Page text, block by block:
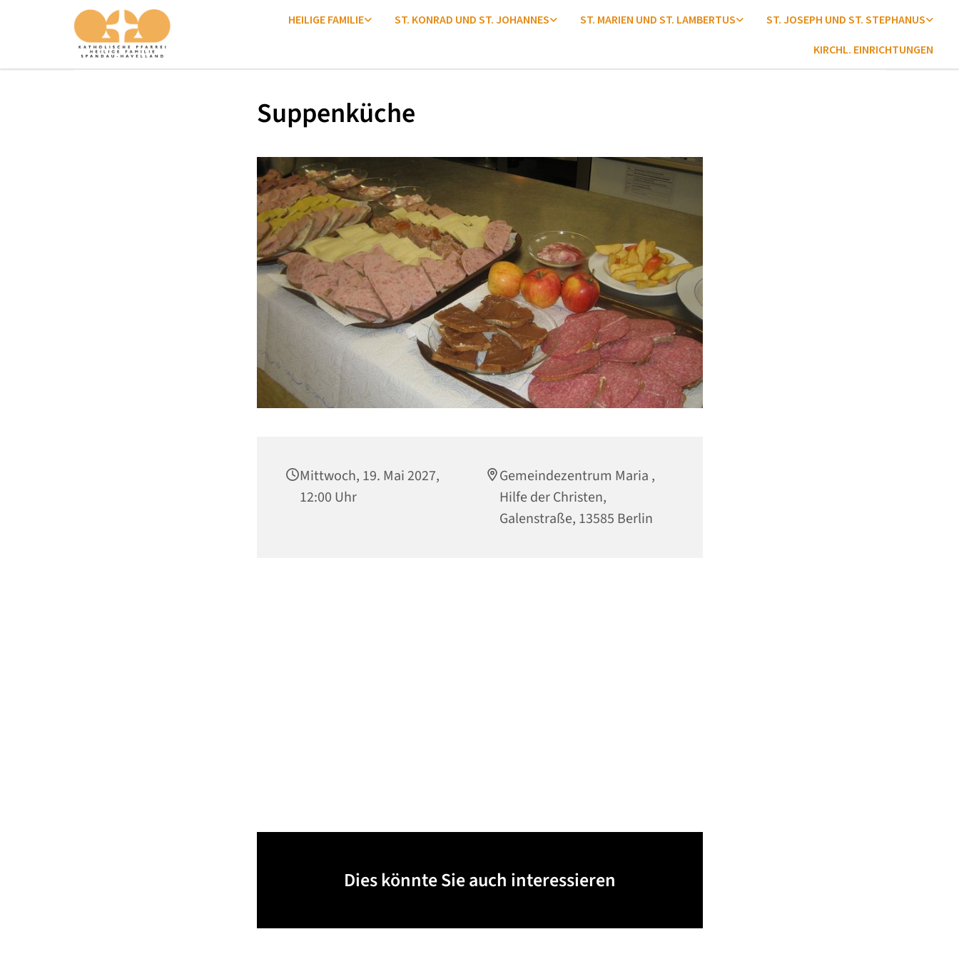
HEILIGE FAMILIE ST. KONRAD UND ST. JOHANNES ST. MARIEN UND ST. LAMBERTUS ST. JOSEPH UND ST. STEPHANUS
KIRCHL. EINRICHTUNGEN
Suppenküche
Mittwoch, 19. Mai 2027,
12:00 Uhr
Gemeindezentrum Maria ,
Hilfe der Christen,
Galenstraße, 13585 Berlin
Dies könnte Sie auch interessieren